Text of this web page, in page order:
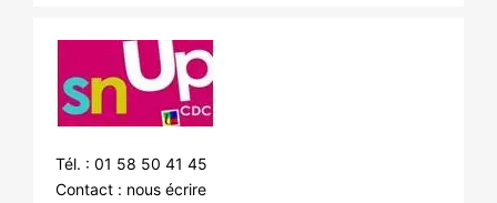
Tél. : 01 58 50 41 45
Contact : nous écrire